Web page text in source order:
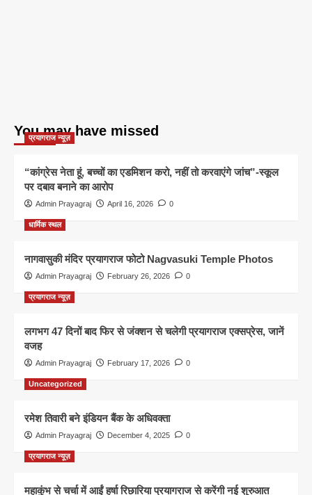
You may have missed
प्रयागराज न्यूज़
“कांग्रेस नेता हूं, बच्चों का एडमिशन करो, नहीं तो करवाएंगे जांच”-स्कूल
पर दबाव बनाने का आरोप
Admin Prayagraj April 16, 2026 0
धार्मिक स्थल
नागवासुकी मंदिर प्रयागराज फोटो Nagvasuki Temple Photos
Admin Prayagraj February 26, 2026 0
प्रयागराज न्यूज़
लगभग 47 दिनों बाद फिर से जंक्शन से चलेगी प्रयागराज एक्सप्रेस, जानें
वजह
Admin Prayagraj February 17, 2026 0
Uncategorized
रमेश तिवारी बने इंडियन बैंक के अधिवक्ता
Admin Prayagraj December 4, 2025 0
प्रयागराज न्यूज़
महाकुंभ से चर्चा में आईं हर्षा रिछारिया प्रयागराज से करेंगी नई शुरुआत